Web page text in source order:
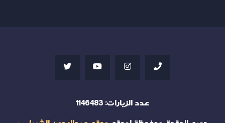
عدد الزيارات: 1146483